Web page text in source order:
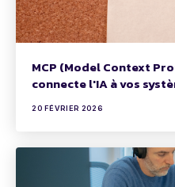
MCP (Model Context
connecte l'IA à vos
20 FÉVRIER 2026